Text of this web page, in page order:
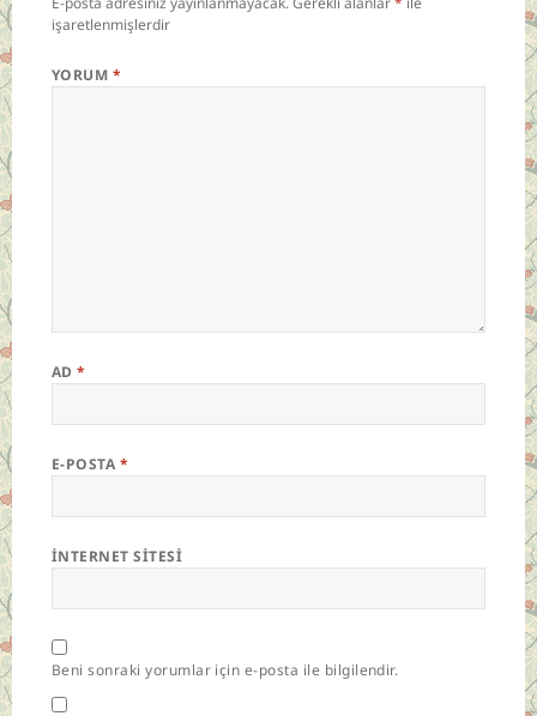
işaretlenmişlerdir
YORUM *
AD*
E-POSTA *
İNTERNET SITESI
Beni sonraki yorumlar için e-posta ile bilgilendir.